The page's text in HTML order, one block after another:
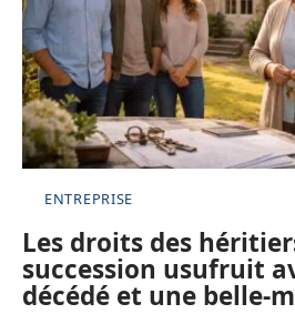
ENTREPRISE
Les droits des
succession usufruit
décédé et une belle-